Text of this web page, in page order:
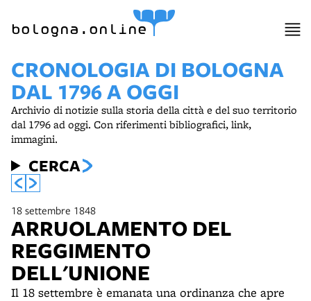
bologna.online
CRONOLOGIA DI BOLOGNA
DAL 1796 A OGGI
Archivio di notizie sulla storia della città e del suo territorio
dal 1796 ad oggi. Con riferimenti bibliografici, link,
immagini.
CERCA
18 settembre 1848
ARRUOLAMENTO DEL
REGGIMENTO
DELL'UNIONE
Il 18 settembre è emanata una ordinanza che apre